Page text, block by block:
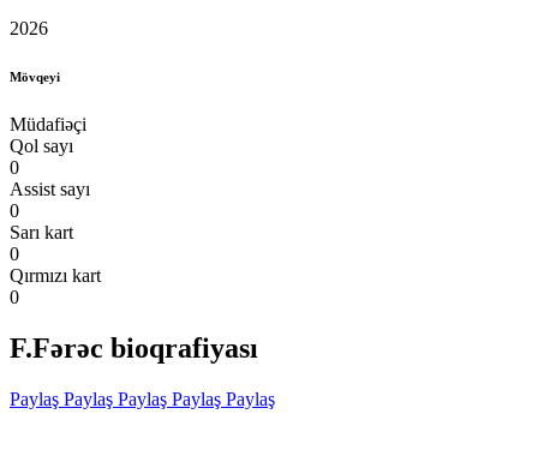
2026
Mövqeyi
Müdafiəçi
Qol sayı
0
Assist sayı
0
Sarı kart
0
Qırmızı kart
0
F.Fərəc bioqrafiyası
Paylaş Paylaş Paylaş Paylaş Paylaş